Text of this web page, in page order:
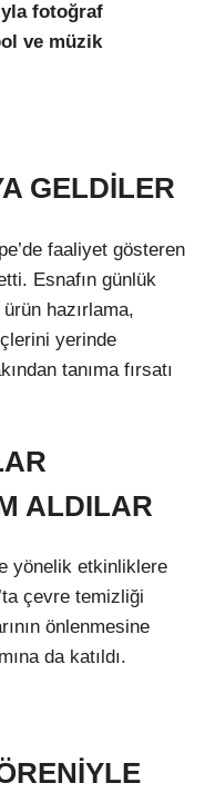
fotoğraf
ve müzik
GELDİLER
faaliyet gösteren
Esnafın günlük
hazırlama,
yerinde
tanıma fırsatı
ALDILAR
yönelik etkinliklere
çevre temizliği
önlenmesine
da katıldı.